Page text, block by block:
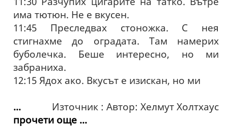
има тютюн. Не е вкусен.
11:45 Преследвах стоножка. С нея
стигнахме до оградата. Там намерих
буболечка. Беше интересно, но ми
забраниха.
12:15 Ядох ако. Вкусът е изискан, но ми
Източник : Автор: Хелмут Холтхаус
...
прочети още ...